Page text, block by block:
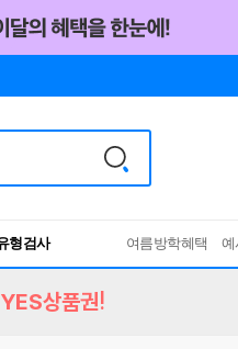
Lab
형검사
여름방학혜택 예
상품권!